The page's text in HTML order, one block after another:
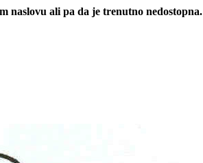
naslovu ali pa da je trenutno nedostopna.